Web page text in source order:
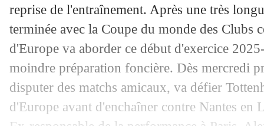
reprise de l'entraînement. Après une très
terminée avec la Coupe du monde des Clubs
d'Europe va aborder ce début d'exercice
moindre préparation foncière. Dès mercredi
disputer des matchs amicaux, va défier
d'Europe avant d'enchaîner contre Nantes en
06/08 OM: prix fixé pour Maupay
06/08 Majorque : Greif, une blessure
06/08 Bologne: un ancien de l'OM dans le
06/08 Man City: Grealish, Everton tente